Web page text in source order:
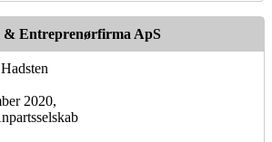
Entreprenørfirma ApS
2020,